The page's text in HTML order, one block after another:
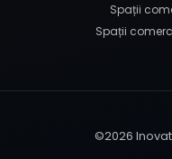
Spații
Spații
©2026